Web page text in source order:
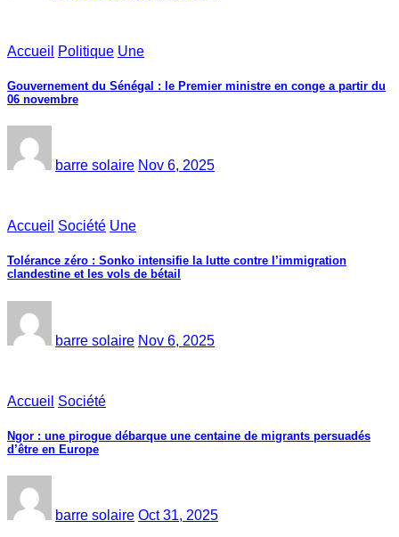
Accueil Politique Une
Gouvernement du Sénégal : le Premier ministre en conge a partir du
06 novembre
barre solaire Nov 6, 2025
Accueil Société Une
Tolérance zéro : Sonko intensifie la lutte contre l’immigration
clandestine et les vols de bétail
barre solaire Nov 6, 2025
Accueil Société
Ngor : une pirogue débarque une centaine de migrants persuadés
d’être en Europe
barre solaire Oct 31, 2025